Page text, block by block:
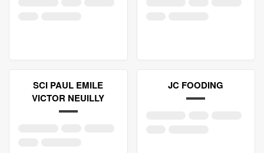
SCI PAUL EMILE
VICTOR NEUILLY
JC FOODING